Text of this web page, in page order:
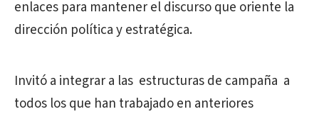
enlaces para mantener el discurso que oriente la
dirección política y estratégica.
Invitó a integrar a las estructuras de campaña a
todos los que han trabajado en anteriores